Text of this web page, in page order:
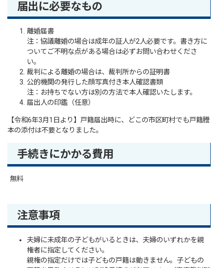
届出に必要なもの
離婚届書
注：協議離婚の場合は成年の証人が2人必要です。書き方に
ついてご不明な点がある場合は必ずお問い合わせくださ
い。
裁判による離婚の場合は、裁判所からの証明書
公的機関の発行した顔写真付き本人確認書類
注：お持ちでない方は別の方法で本人確認いたします。
届出人の印鑑（任意）
【令和6年3月1日より】戸籍届出時に、どこの市区町村でも戸籍謄
本の添付は不要となりました。
手続きにかかる費用
無料
注意事項
夫婦に未成年の子どもがいるときは、夫婦のいずれかを親
権者に指定してください。
親権の指定だけでは子どもの戸籍は動きません。子どもの